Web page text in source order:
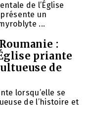
de l’Église
un
...
:
priante
de
lorsqu’elle se
de l’histoire et